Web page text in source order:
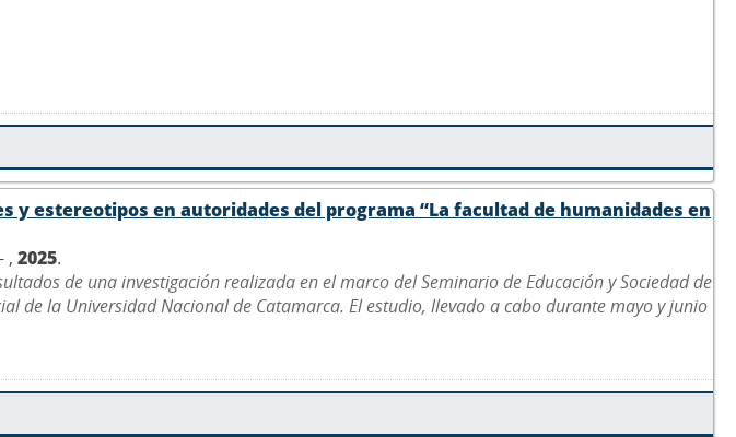
y estereotipos en autoridades del programa “La facultad de humanidades en
, 2025.
de una investigación realizada en el marco del Seminario de Educación y Sociedad de
de la Universidad Nacional de Catamarca. El estudio, llevado a cabo durante mayo y junio